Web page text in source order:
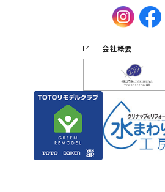
会社概要